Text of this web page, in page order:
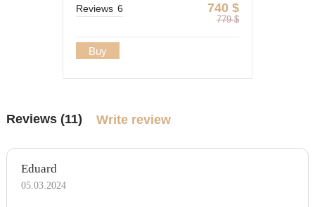
740 $
779 $
Reviews 6
Buy
Reviews (11) Write review
Eduard
05.03.2024